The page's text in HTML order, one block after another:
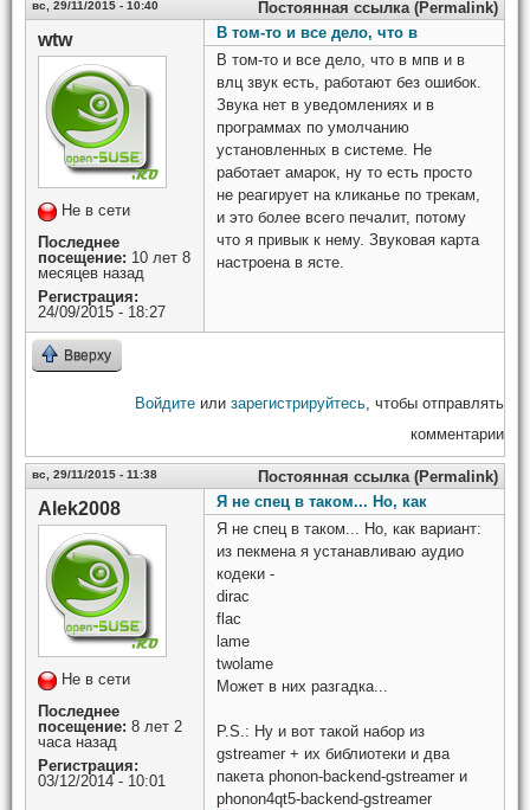
вс, 29/11/2015 - 10:40 Постоянная ссылка (Permalink)
wtw
Не в сети
Последнее
посещение: 10 лет 8
месяцев назад
Регистрация:
24/09/2015 - 18:27
В том-то и все дело, что в
В том-то и все дело, что в мпв и в
влц звук есть, работают без ошибок.
Звука нет в уведомлениях и в
программах по умолчанию
установленных в системе. Не
работает амарок, ну то есть просто
не реагирует на кликанье по трекам,
и это более всего печалит, потому
что я привык к нему. Звуковая карта
настроена в ясте.
Вверху
Войдите или зарегистрируйтесь , чтобы отправлять
комментарии
вс, 29/11/2015 - 11:38 Постоянная ссылка (Permalink)
Alek2008
Не в сети
Последнее
посещение: 8 лет 2
часа назад
Регистрация:
03/12/2014 - 10:01
Я не спец в таком... Но, как
Я не спец в таком... Но, как вариант:
из пекмена я устанавливаю аудио
кодеки -
dirac
flac
lame
twolame
Может в них разгадка...
P.S.: Ну и вот такой набор из
gstreamer + их библиотеки и два
пакета phonon-backend-gstreamer и
phonon4qt5-backend-gstreamer